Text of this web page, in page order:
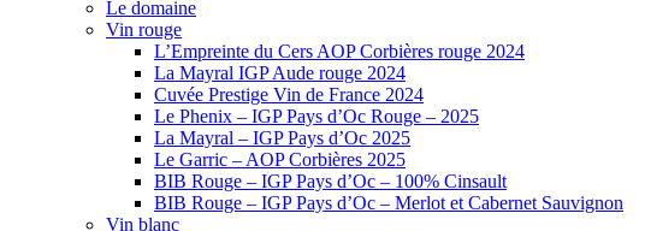
Le domaine
Vin rouge
L’Empreinte du Cers AOP Corbières rouge 2024
La Mayral IGP Aude rouge 2024
Cuvée Prestige Vin de France 2024
Le Phenix – IGP Pays d’Oc Rouge – 2025
La Mayral – IGP Pays d’Oc 2025
Le Garric – AOP Corbières 2025
BIB Rouge – IGP Pays d’Oc – 100% Cinsault
BIB Rouge – IGP Pays d’Oc – Merlot et Cabernet Sauvignon
Vin blanc